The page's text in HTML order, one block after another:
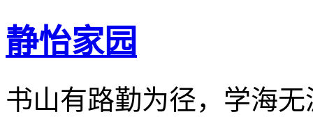
静怡家园
书山有路勤为径，学海